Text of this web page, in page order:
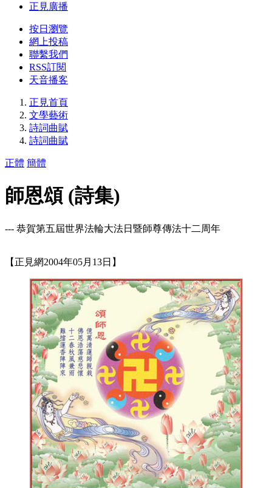
正見廣播
按日瀏覽
網上投稿
聯繫我們
RSS訂閱
天音播客
正見首頁
文學藝術
詩詞曲賦
詩詞曲賦
正體 簡體
師恩頌 (詩集)
--- 恭賀第五屆世界法輪大法日暨師尊傳法十二周年
【正見網2004年05月13日】